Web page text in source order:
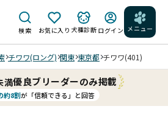
検索 お気に入り 犬種診断 ログイン メニュー
チワワ(ロング) 関東 東京都 チワワ(401)
満優良ブリーダーのみ掲載
約8割が「信頼できる」と回答